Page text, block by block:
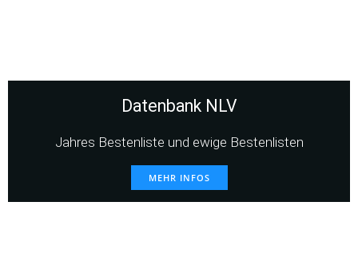
Datenbank NLV
Jahres Bestenliste und ewige Bestenlisten
MEHR INFOS